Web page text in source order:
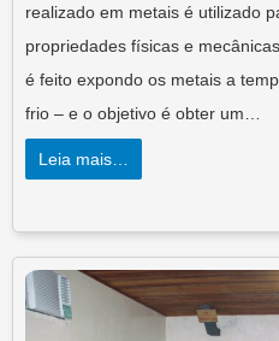
realizado em metais é utilizado
propriedades físicas e
é feito expondo os metais a
frio – e o objetivo é obter um…
Leia mais…